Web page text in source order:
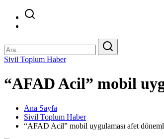
Sivil Toplum Haber
“AFAD Acil” mobil
Ana Sayfa
Sivil Toplum Haber
“AFAD Acil” mobil uygulaması afet